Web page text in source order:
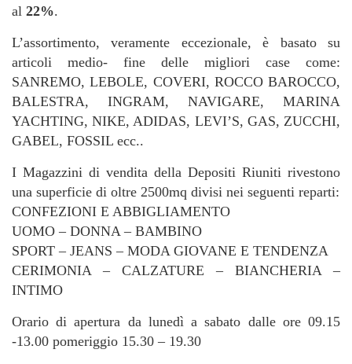
al 22%.
L’assortimento, veramente eccezionale, è basato su
articoli medio- fine delle migliori case come:
SANREMO, LEBOLE, COVERI, ROCCO BAROCCO,
BALESTRA, INGRAM, NAVIGARE, MARINA
YACHTING, NIKE, ADIDAS, LEVI’S, GAS, ZUCCHI,
GABEL, FOSSIL ecc..
I Magazzini di vendita della Depositi Riuniti rivestono
una superficie di oltre 2500mq divisi nei seguenti reparti:
CONFEZIONI E ABBIGLIAMENTO
UOMO – DONNA – BAMBINO
SPORT – JEANS – MODA GIOVANE E TENDENZA
CERIMONIA – CALZATURE – BIANCHERIA –
INTIMO
Orario di apertura da lunedì a sabato dalle ore 09.15
-13.00 pomeriggio 15.30 – 19.30